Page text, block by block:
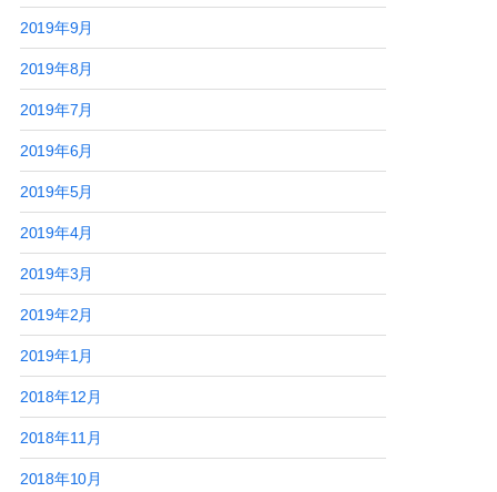
2019年9月
2019年8月
2019年7月
2019年6月
2019年5月
2019年4月
2019年3月
2019年2月
2019年1月
2018年12月
2018年11月
2018年10月